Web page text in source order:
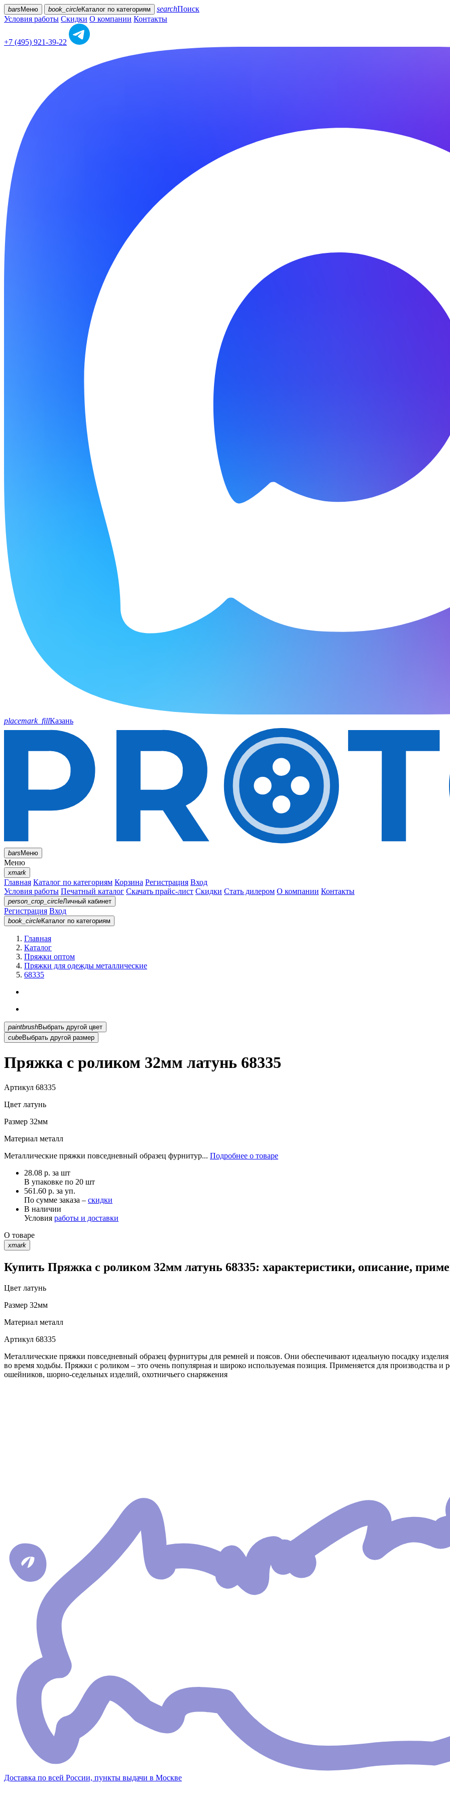
bars Меню book_circleКаталог по категориям searchПоиск
Условия работы Скидки О компании Контакты
+7 (495) 921-39-22
placemark_fillКазань
barsМеню
Меню
xmark
Главная Каталог по категориям Корзина Регистрация Вход
Условия работы Печатный каталог Скачать прайс-лист Скидки Стать дилером О компании Контакты
person_crop_circleЛичный кабинет
Регистрация Вход
book_circleКаталог по категориям
Главная
Каталог
Пряжки оптом
Пряжки для одежды металлические
68335
paintbrush
Выбрать другой цвет
cubeВыбрать другой размер
Пряжка с роликом 32мм латунь 68335
Артикул 68335
Цвет латунь
Размер 32мм
Материал металл
Металлические пряжки повседневный образец фурнитур... Подробнее о товаре
28.08 р. за шт
В упаковке по 20 шт
561.60 р. за уп.
По сумме заказа – скидки
В наличии
Условия работы и доставки
О товаре
xmark
Купить Пряжка с роликом 32мм латунь 68335: характеристики, описание,
Цвет латунь
Размер 32мм
Материал металл
Артикул 68335
Металлические пряжки повседневный образец фурнитуры для ремней и поясов. Они обеспечивают идеальную посадку изделия
во время ходьбы. Пряжки с роликом – это очень популярная и широко используемая позиция. Применяется для производства
ошейников, шорно-седельных изделий, охотничьего снаряжения
Доставка по всей России, пункты выдачи в Москве